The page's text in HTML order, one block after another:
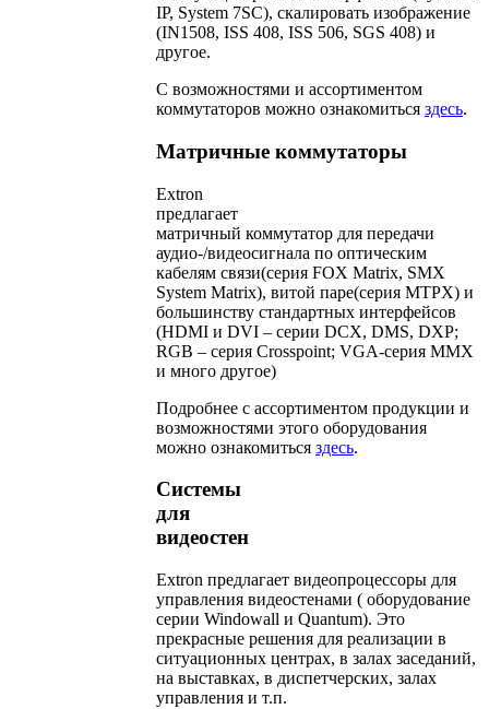
IP, System 7SC), скалировать изображение
(IN1508, ISS 408, ISS 506, SGS 408) и
другое.
С возможностями и ассортиментом
коммутаторов можно ознакомиться здесь.
Матричные коммутаторы
Extron
предлагает
матричный коммутатор для передачи
аудио-/видеосигнала по оптическим
кабелям связи(серия FOX Matrix, SMX
System Matrix), витой паре(cерия MTPX) и
большинству стандартных интерфейсов
(HDMI и DVI – серии DCX, DMS, DXP;
RGB – серия Crosspoint; VGA-серия MMX
и много другое)
Подробнее с ассортиментом продукции и
возможностями этого оборудования
можно ознакомиться здесь.
Системы
для
видеостен
Extron предлагает видеопроцессоры для
управления видеостенами ( оборудование
серии Windowall и Quantum). Это
прекрасные решения для реализации в
ситуационных центрах, в залах заседаний,
на выставках, в диспетчерских, залах
управления и т.п.